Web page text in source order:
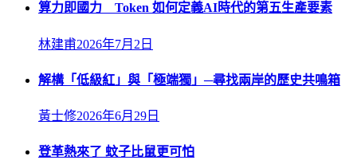
算力即國力 Token 如何定義AI時代的第五生產要素
林建甫2026年7月2日
解構「低級紅」與「極端獨」─尋找兩岸的歷史共鳴箱
黃士修2026年6月29日
登革熱來了 蚊子比鼠更可怕